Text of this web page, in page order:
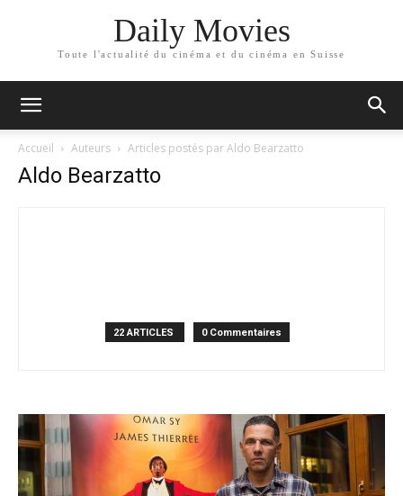
Daily Movies
Toute l'actualité du cinéma et du cinéma en Suisse
Accueil Auteurs Articles postés par Aldo Bearzatto
Aldo Bearzatto
22 ARTICLES 0 Commentaires